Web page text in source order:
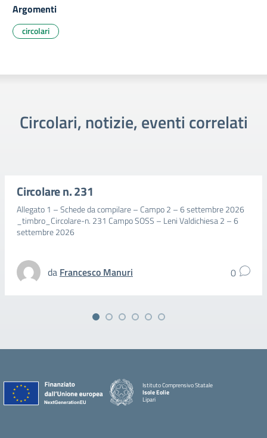
Argomenti
circolari
Circolari, notizie, eventi correlati
Circolare n. 231
Allegato 1 – Schede da compilare – Campo 2 – 6 settembre 2026
_timbro_Circolare-n. 231 Campo SOSS – Leni Valdichiesa 2 – 6
settembre 2026
da Francesco Manuri 0
Istituto Comprensivo Statale
Isole Eolie
Lipari